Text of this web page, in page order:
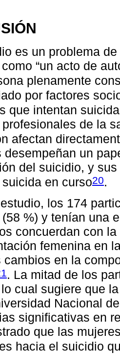
es un problema
“un acto de
plenamente
por factores
que intentan
de la
afectan
desempeñan un
del suicidio, y
en curso20.
los 174
%) y tenían una
concuerdan con
femenina en
cambios en la
. La mitad de los
cual sugiere que
Nacional
significativas en
que las
hacia el suicidio